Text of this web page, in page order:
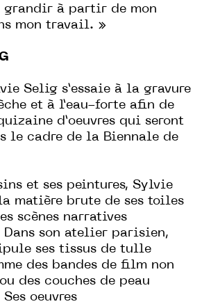
grandir à partir de mon
mon travail. »
Selig s’essaie à la gravure
et à l’eau-forte afin de
d’oeuvres qui seront
le cadre de la Biennale de
et ses peintures, Sylvie
matière brute de ses toiles
scènes narratives
son atelier parisien,
ses tissus de tulle
des bandes de film non
des couches de peau
oeuvres